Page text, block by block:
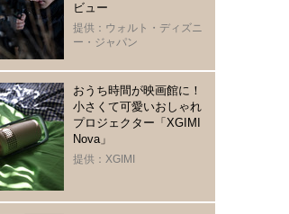
『ベイビーわるきゅーれ ナイスデイズ』ほか
グ』短編アニメを配信へ
発の音楽映画まとめ
ビュー
提供：ウォルト・ディズニ
ー・ジャパン
おうち時間が映画館に！
小さくて可愛いおしゃれ
プロジェクター「XGIMI
Nova」
提供：XGIMI